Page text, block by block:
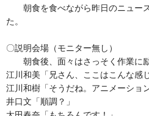
朝食を食べながら昨日のニュー
た。
〇説明会場（モニター無し）
朝食後、面々はさっそく作業に励
江川和美「兄さん、ここはこんな感
江川和樹「そうだね。アニメーショ
井口文「順調？」